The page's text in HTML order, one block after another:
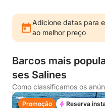
Adicione datas para
ao melhor preço
Barcos mais
ses Salines
Como classificamos os
Promoção Reserva